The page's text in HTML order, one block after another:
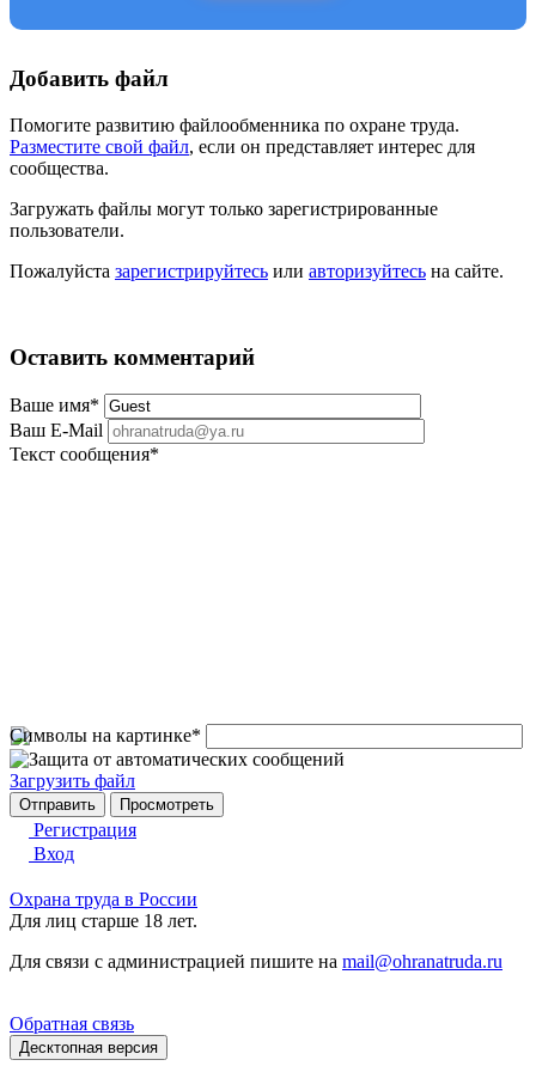
Добавить файл
Помогите развитию файлообменника по охране труда.
Разместите свой файл, если он представляет интерес для
сообщества.
Загружать файлы могут только зарегистрированные
пользователи.
Пожалуйста зарегистрируйтесь или авторизуйтесь на сайте.
Оставить комментарий
Ваше имя*
Ваш E-Mail
Текст сообщения*
Символы на картинке*
Загрузить файл
Регистрация
Вход
Охрана труда в России
Для лиц старше 18 лет.
Для связи с администрацией пишите на mail@ohranatruda.ru
Обратная связь
Десктопная версия